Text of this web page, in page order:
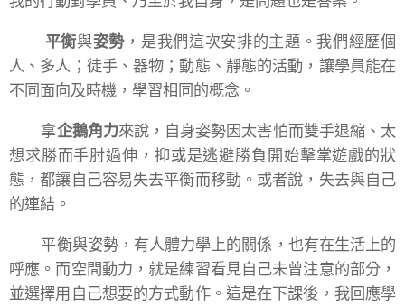
平衡與姿勢 ，是我們這次安排的主題。我們經歷個
人、多人；徒手、器物；動態、靜態的活動，讓學員能在
不同面向及時機，學習相同的概念。
拿企鵝角力來說，自身姿勢因太害怕而雙手退縮、太
想求勝而手肘過伸，抑或是逃避勝負開始擊掌遊戲的狀
態，都讓自己容易失去平衡而移動。或者說，失去與自己
的連結。
平衡與姿勢，有人體力學上的關係，也有在生活上的
呼應。而空間動力，就是練習看見自己未曾注意的部分，
並選擇用自己想要的方式動作。這是在下課後，我回應學